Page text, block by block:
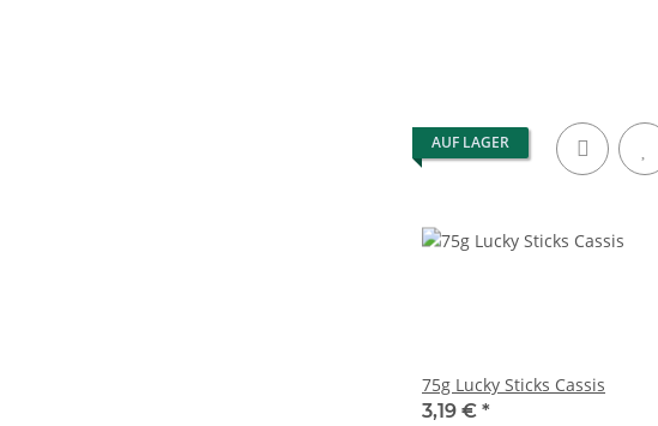
AUF LAGER
75g Lucky Sticks Cassis
3,19 € *